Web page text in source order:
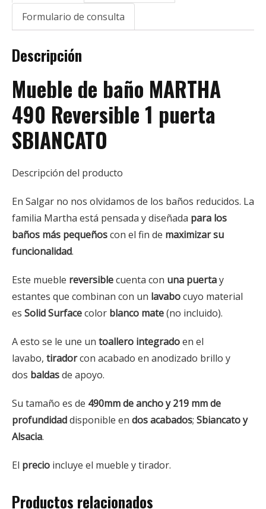
Formulario de consulta
Descripción
Mueble de baño MARTHA
490 Reversible 1 puerta
SBIANCATO
Descripción del producto
En Salgar no nos olvidamos de los baños reducidos. La
familia Martha está pensada y diseñada para los
baños más pequeñoscon el fin de maximizar su
funcionalidad.
Este mueble reversiblecuenta con una puertay
estantes que combinan con un lavabocuyo material
es Solid Surfacecolor blanco mate(no incluido).
A esto se le une un toallero integradoen el
lavabo, tiradorcon acabado en anodizado brillo y
dos baldasde apoyo.
Su tamaño es de 490mm de ancho y 219 mm de
profundidaddisponible en dos acabados; Sbiancato y
Alsacia.
El precio incluye el mueble y tirador.
Productos relacionados